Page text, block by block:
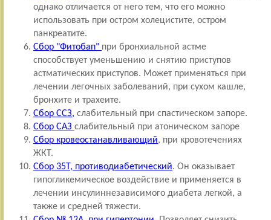
однако отличается от него тем, что его можно
использовать при остром холецистите, остром
панкреатите.
Сбор "Фитобап" при бронхиальной астме
способствует уменьшению и снятию приступов
астматических приступов. Может применяться при
лечении легочных заболеваний, при сухом кашле,
бронхите и трахеите.
Сбор ССЗ, слабительный при спастическом запоре.
Сбор САЗ слабительный при атоническом запоре
Сбор кровеостанавливающий, при кровотечениях
ЖКТ.
Сбор 35Т, противодиабетический. Он оказывает
гипогликемическое воздействие и применяется в
лечении инсулиннезависимого диабета легкой, а
также и средней тяжести.